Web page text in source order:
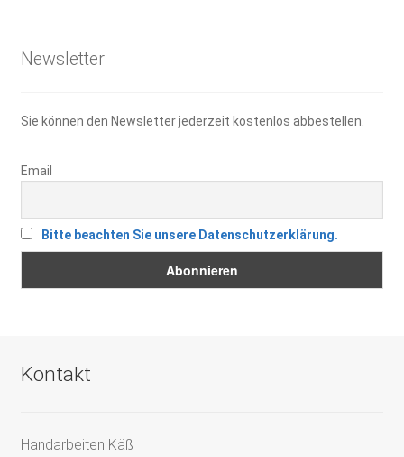
Newsletter
Sie können den Newsletter jederzeit kostenlos abbestellen.
Email
Bitte beachten Sie unsere Datenschutzerklärung.
Kontakt
Handarbeiten Käß